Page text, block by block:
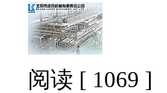
阅读 [ 1069